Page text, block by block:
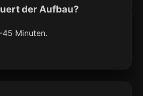
der Aufbau?
Minuten.